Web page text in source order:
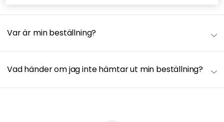
Var är min beställning?
Vad händer om jag inte hämtar ut min beställning?